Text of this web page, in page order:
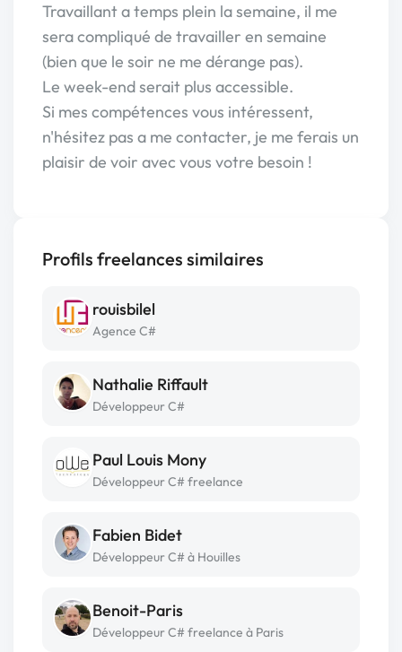
Travaillant a temps plein la semaine, il me
sera compliqué de travailler en semaine
(bien que le soir ne me dérange pas).
Le week-end serait plus accessible.
Si mes compétences vous intéressent,
n'hésitez pas a me contacter, je me ferais un
plaisir de voir avec vous votre besoin !
Profils freelances similaires
rouisbilel
Agence C#
Nathalie Riffault
Développeur C#
Paul Louis Mony
Développeur C# freelance
Fabien Bidet
Développeur C# à Houilles
Benoit-Paris
Développeur C# freelance à Paris